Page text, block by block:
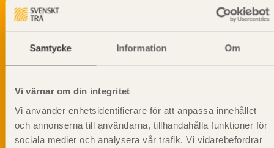
Samtycke Information Om
Vi värnar om din integritet
Vi använder enhetsidentifierare för att anpassa innehållet
och annonserna till användarna, tillhandahålla funktioner för
sociala medier och analysera vår trafik. Vi vidarebefordrar
informationsutskick!